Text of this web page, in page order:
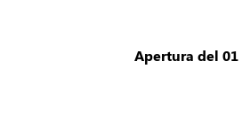
Apertura del